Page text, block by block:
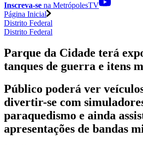
Inscreva-se na MetrópolesTV
Página Inicial
Distrito Federal
Distrito Federal
Parque da Cidade terá
tanques de guerra e itens
Público poderá ver
divertir-se com
paraquedismo e ainda
apresentações de bandas